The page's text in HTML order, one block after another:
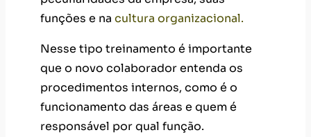
funções e na cultura organizacional.
Nesse tipo treinamento é importante
que o novo colaborador entenda os
procedimentos internos, como é o
funcionamento das áreas e quem é
responsável por qual função.